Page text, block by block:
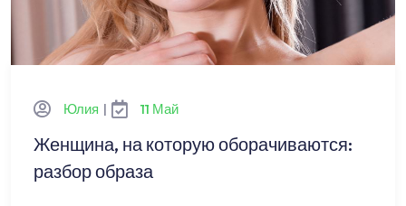
Юлия | 11 Май
Женщина, на которую оборачиваются:
разбор образа